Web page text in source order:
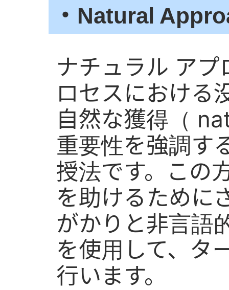
・ Natural
ナチュラル ア
ロセスにおける
自然な獲得（
重要性を強調す
授法です。この
を助けるために
がかりと非言語
を使用して、タ
行います。